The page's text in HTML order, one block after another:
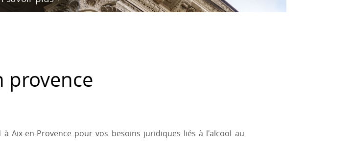
provence
à Aix-en-Provence pour vos besoins juridiques liés à l'alcool au